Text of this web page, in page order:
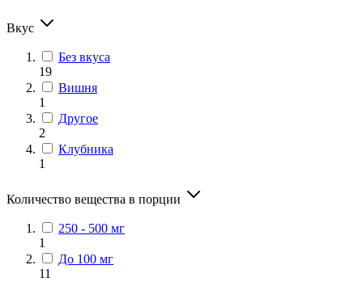
Вкус
Без вкуса
19
Вишня
1
Другое
2
Клубника
1
Количество вещества в порции
250 - 500 мг
1
До 100 мг
11